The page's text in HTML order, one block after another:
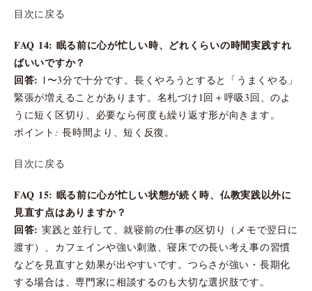
目次に戻る
FAQ 14: 眠る前に心が忙しい時、どれくらいの時間実践すれ
ばいいですか？
回答: 1〜3分で十分です。長くやろうとすると「うまくやる」
緊張が増えることがあります。名札づけ1回＋呼吸3回、のよ
うに短く区切り、必要なら何度も繰り返す形が向きます。
ポイント: 長時間より、短く反復。
目次に戻る
FAQ 15: 眠る前に心が忙しい状態が続く時、仏教実践以外に
見直す点はありますか？
回答: 実践と並行して、就寝前の仕事の区切り（メモで翌日に
渡す）、カフェインや強い刺激、寝床での長い考え事の習慣
などを見直すと効果が出やすいです。つらさが強い・長期化
する場合は、専門家に相談するのも大切な選択肢です。